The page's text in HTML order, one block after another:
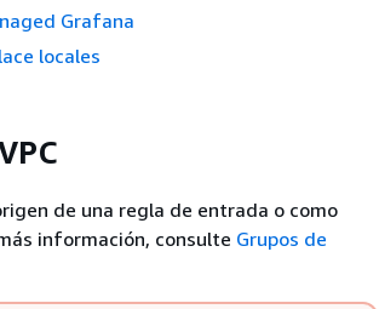
Grafana
locales
de una regla de entrada o como
información, consulte Grupos de